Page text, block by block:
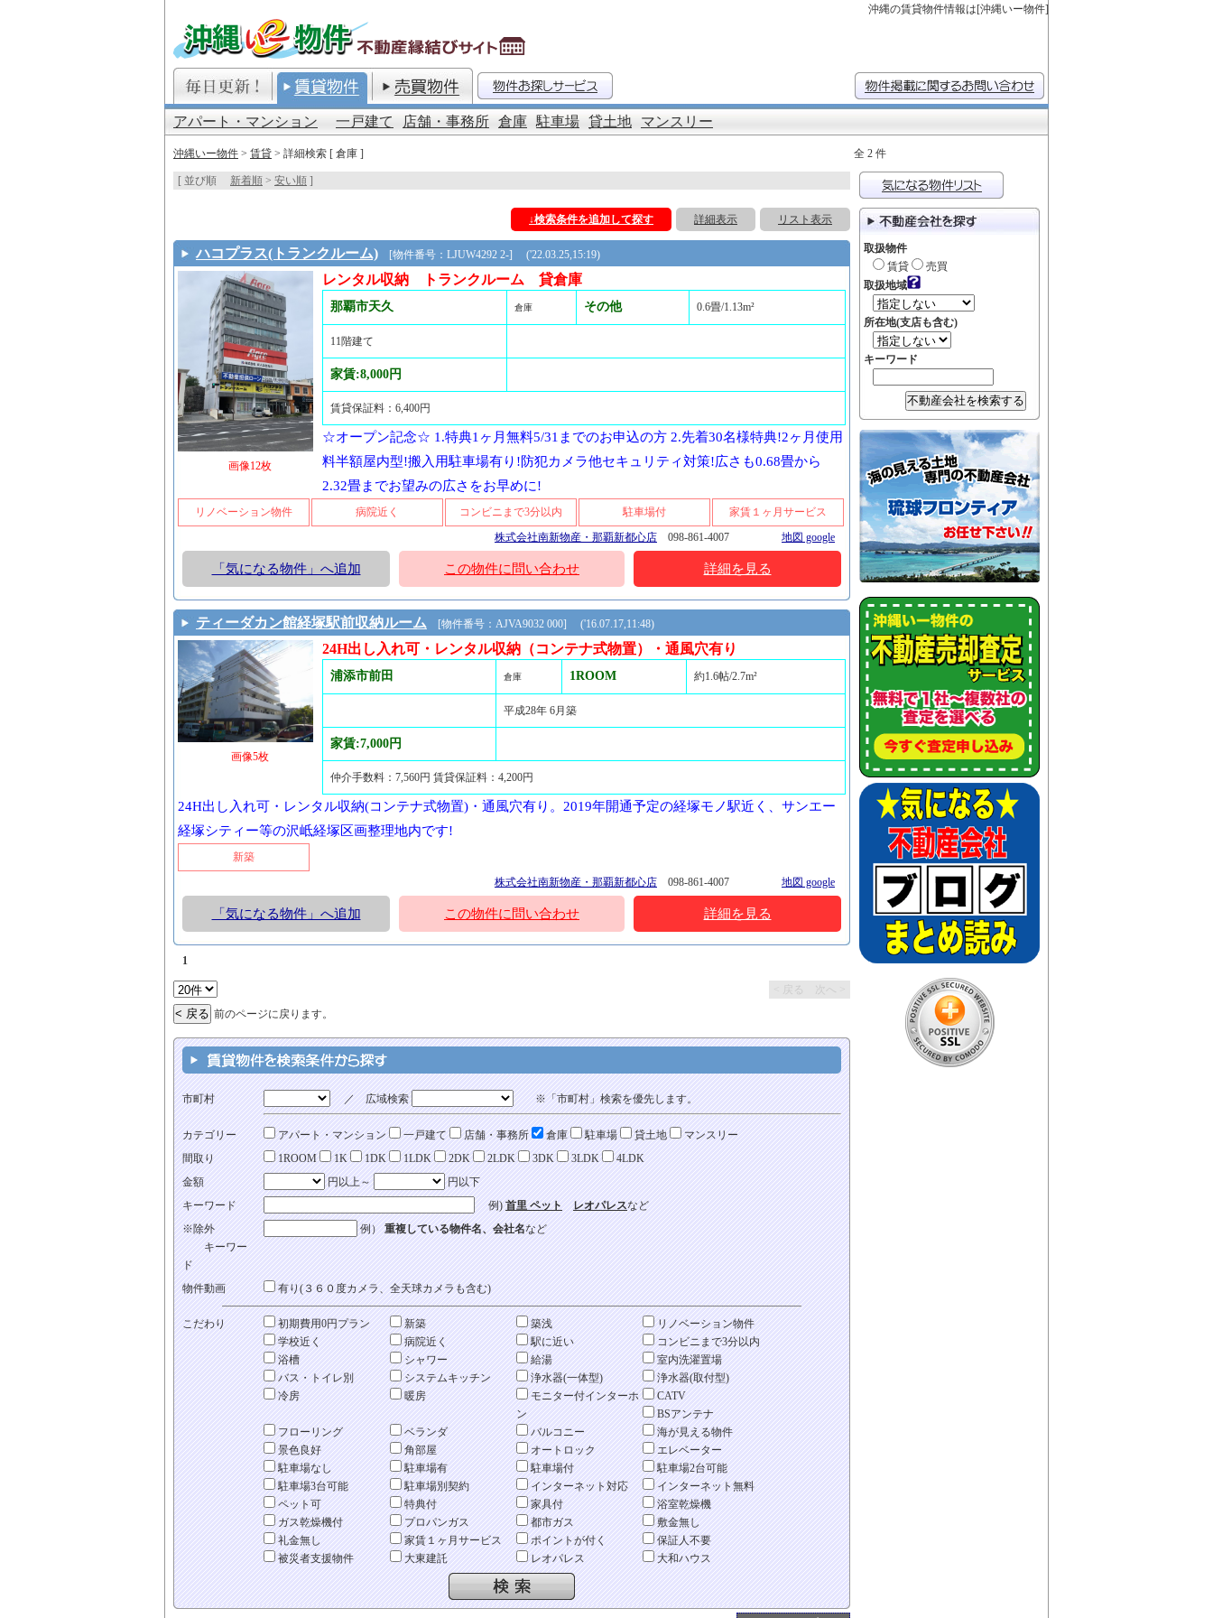
沖縄の賃貸物件情報は[沖縄いー物件]
アパート・マンション 一戸建て 店舗・事務所 倉庫 駐車場 貸土地 マンスリー
全 2 件
沖縄いー物件 > 賃貸 > 詳細検索 [ 倉庫 ]
[ 並び順 新着順 > 安い順 ]
リスト表示
詳細表示
↓検索条件を追加して探す
ハコプラス(トランクルーム) [物件番号：LJUW4292 2-] ('22.03.25,15:19)
画像12枚
レンタル収納 トランクルーム 貸倉庫
那覇市天久 倉庫 その他 0.6畳/1.13m²
11階建て
家賃:8,000円
賃貸保証料：6,400円
☆オープン記念☆ 1.特典1ヶ月無料5/31までのお申込の方 2.先着30名様特典!2ヶ月使用
料半額屋内型!搬入用駐車場有り!防犯カメラ他セキュリティ対策!広さも0.68畳から
2.32畳までお望みの広さをお早めに!
リノベーション物件 病院近く コンビニまで3分以内 駐車場付
家賃１ヶ月サービス
株式会社南新物産・那覇新都心店 098-861-4007 地図 google
「気になる物件」へ追加 この物件に問い合わせ 詳細を見る
ティーダカン館経塚駅前収納ルーム [物件番号：AJVA9032 000] ('16.07.17,11:48)
画像5枚
24H出し入れ可・レンタル収納（コンテナ式物置）・通風穴有り
浦添市前田 倉庫 1ROOM 約1.6帖/2.7m²
平成28年 6月築
家賃:7,000円
仲介手数料：7,560円 賃貸保証料：4,200円
24H出し入れ可・レンタル収納(コンテナ式物置)・通風穴有り。2019年開通予定の経塚モノ駅近く、サンエー
経塚シティー等の沢岻経塚区画整理地内です!
新築
株式会社南新物産・那覇新都心店 098-861-4007 地図 google
「気になる物件」へ追加 この物件に問い合わせ 詳細を見る
1
< 戻る
次へ >
前のページに戻ります。
市町村 ／ 広域検索 ※「市町村」検索を優先します。
カテゴリー アパート・マンション 一戸建て 店舗・事務所 倉庫 駐車場 貸土地
マンスリー
間取り
1ROOM 1K 1DK 1LDK 2DK 2LDK 3DK 3LDK
4LDK
金額
円以上～
円以下
キーワード
例)首里 ペット レオパレスなど
※除外
キーワー
ド
例）重複している物件名、会社名など
物件動画 有り(３６０度カメラ、全天球カメラも含む)
こだわり 初期費用0円プラン 新築 築浅
リノベーション物件
学校近く
病院近く 駅に近い
コンビニまで3分以内
浴槽
シャワー 給湯
室内洗濯置場
バス・トイレ別
システムキッチン 浄水器(一体型)
浄水器(取付型)
冷房
暖房
モニター付インターホ
ン
CATV
BSアンテナ
フローリング
ベランダ バルコニー
海が見える物件
景色良好
角部屋 オートロック
エレベーター
駐車場なし
駐車場有 駐車場付
駐車場2台可能
駐車場3台可能
駐車場別契約 インターネット対応
インターネット無料
ペット可
特典付 家具付
浴室乾燥機
ガス乾燥機付
プロパンガス 都市ガス
敷金無し
礼金無し
家賃１ヶ月サービス ポイントが付く
保証人不要
被災者支援物件
大東建託 レオパレス 大和ハウス
取扱物件
賃貸
売買
取扱地域
所在地(支店も含む)
キーワード